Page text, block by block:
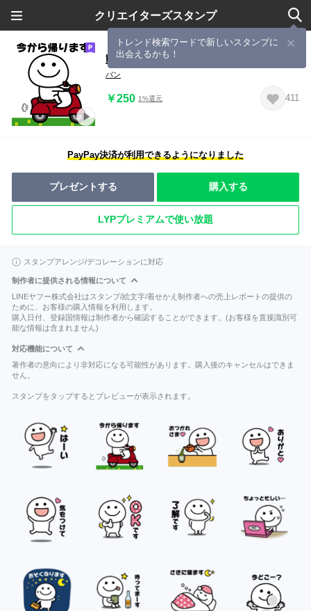
クリエイターズスタンプ
トレンド検索ワードで新しいスタンプに
出会えるかも！
動く無難に使えるスタンプ（連絡編）
パン
￥250 1%還元 411
PayPay決済が利用できるようになりました
プレゼントする 購入する
LYPプレミアムで使い放題
スタンプアレンジ/デコレーションに対応
制作者に提供される情報について
LINEヤフー株式会社はスタンプ/絵文字/着せかえ制作者への売上レポートの提供の
ために、お客様の購入情報を利用します。
購入日付、登録国情報は制作者から確認することができます。(お客様を直接識別可
能な情報は含まれません)
対応機能について
著作者の意向により非対応になる可能性があります。購入後のキャンセルはできま
せん。
スタンプをタップするとプレビューが表示されます。